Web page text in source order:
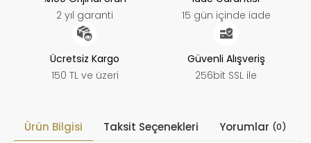
2 yıl garanti
15 gün içinde iade
Ücretsiz Kargo
150 TL ve üzeri
Güvenli Alışveriş
256bit SSL ile
Ürün Bilgisi Taksit Seçenekleri Yorumlar (0)